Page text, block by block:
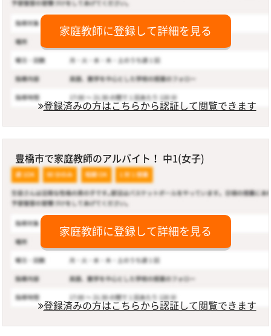
家庭教師に登録して詳細を見る
登録済みの方はこちらから認証して閲覧できます
豊橋市で家庭教師のアルバイト！ 中1(女子)
家庭教師に登録して詳細を見る
登録済みの方はこちらから認証して閲覧できます